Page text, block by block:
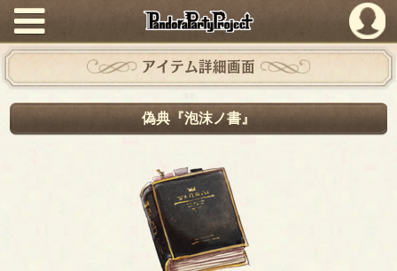
PandoraPartyProject
アイテム詳細画面
偽典『泡沫ノ書』